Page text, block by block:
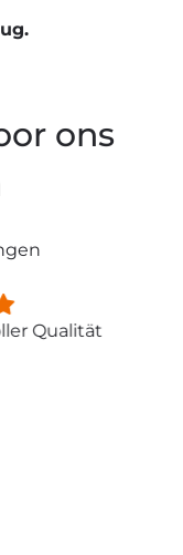
ons
Qualität